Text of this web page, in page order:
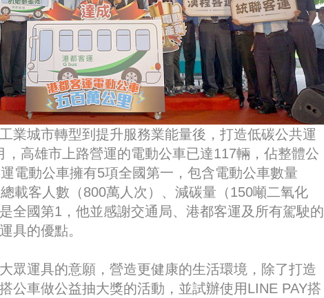
業城市轉型到提升服務業能量後，打造低碳公共運
高雄市上路營運的電動公車已達117輛，佔整體公
電動公車擁有5項全國第一，包含電動公車數量
載客人數（800萬人次）、減碳量（150噸二氧化
全國第1，他並感謝交通局、港都客運及所有駕駛的
具的優點。
眾運具的意願，營造更健康的生活環境，除了打造
公車做公益抽大獎的活動，並試辦使用LINE PAY搭